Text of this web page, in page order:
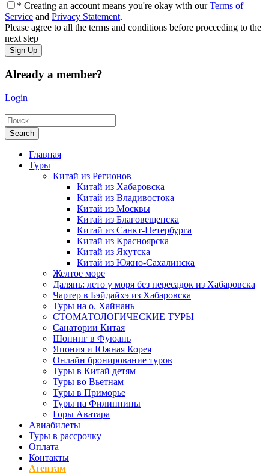
* Creating an account means you're okay with ourTerms of
Service and Privacy Statement.
Please agree to all the terms and conditions before proceeding to the
next step
Already a member?
Login
Главная
Туры
Китай из Регионов
Китай из Хабаровска
Китай из Владивостока
Китай из Москвы
Китай из Благовещенска
Китай из Санкт-Петербурга
Китай из Красноярска
Китай из Якутска
Китай из Южно-Сахалинска
Желтое море
Далянь: лето у моря без пересадок из Хабаровска
Чартер в Бэйдайхэ из Хабаровска
Туры на о. Хайнань
СТОМАТОЛОГИЧЕСКИЕ ТУРЫ
Санатории Китая
Шопинг в Фуюань
Япония и Южная Корея
Онлайн бронирование туров
Туры в Китай детям
Туры во Вьетнам
Туры в Приморье
Туры на Филиппины
Горы Аватара
Авиабилеты
Туры в рассрочку
Оплата
Контакты
Агентам